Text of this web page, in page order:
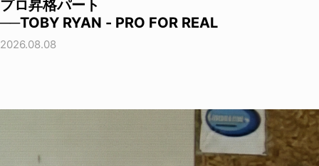
プロ昇格パート
──TOBY RYAN - PRO FOR REAL
2026.08.08